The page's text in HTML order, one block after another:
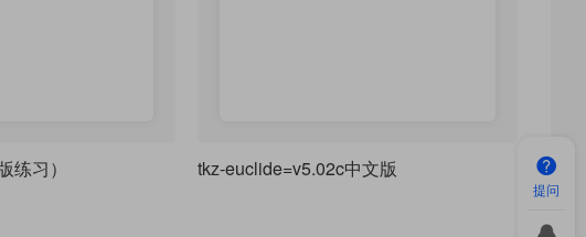
练习） tkz-euclide=v5.02c中文版
提问